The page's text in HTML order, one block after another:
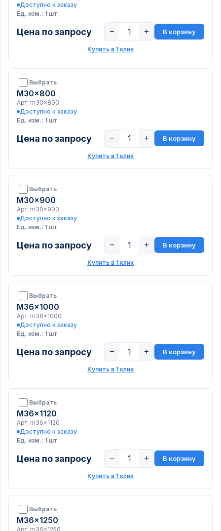
Доступно к заказу
Ед. изм.: 1 шт
Цена по запросу − + В корзину
Купить в 1 клик
Выбрать
M30x800
Арт. m30x800
Доступно к заказу
Ед. изм.: 1 шт
Цена по запросу − + В корзину
Купить в 1 клик
Выбрать
M30x900
Арт. m30x900
Доступно к заказу
Ед. изм.: 1 шт
Цена по запросу − + В корзину
Купить в 1 клик
Выбрать
M36x1000
Арт. m36x1000
Доступно к заказу
Ед. изм.: 1 шт
Цена по запросу − + В корзину
Купить в 1 клик
Выбрать
M36x1120
Арт. m36x1120
Доступно к заказу
Ед. изм.: 1 шт
Цена по запросу − + В корзину
Купить в 1 клик
Выбрать
M36x1250
Арт. m36x1250